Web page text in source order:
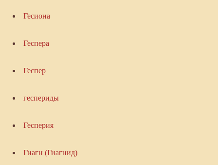
Гесиона
Геспера
Геспер
геспериды
Гесперия
Гиагн (Гиагнид)